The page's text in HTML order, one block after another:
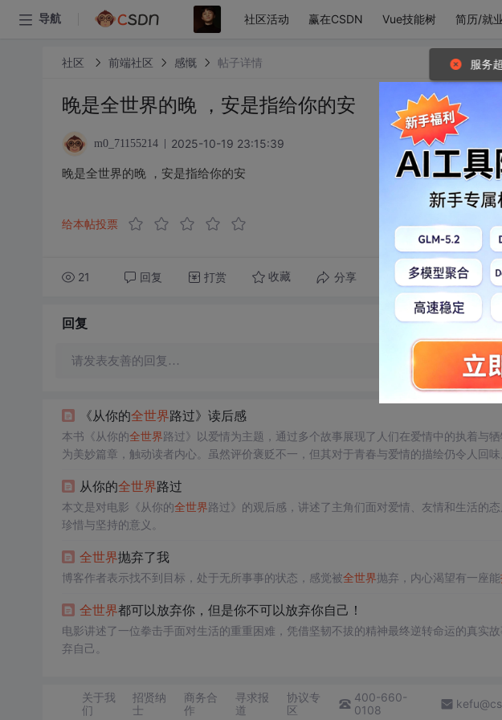
导航 社区活动 赢在CSDN Vue技能树 简历/就
社区 前端社区 感慨 帖子详情
晚是全世界的晚 ，安是指给你的安
m0_71155214 2025-10-19 23:15:39
晚是全世界的晚 ，安是指给你的安
给本帖投票
21 回复 打赏 收藏 分享 转发到动态
回复
请发表友善的回复…
《从你的全世界路过》读后感
本书《从你的全世界路过》以爱情为主题，通过多个故事展现了人们在爱情中的执着与
为美妙篇章，触动读者内心。虽然评价褒贬不一，但其对于青春与爱情的描绘仍令人回味
从你的全世界路过
本文是对电影《从你的全世界路过》的观后感，讲述了主角们面对爱情、友情和生活的
珍惜与坚持的意义。
全世界抛弃了我
博客作者表示找不到目标，处于无所事事的状态，感觉被全世界抛弃，内心渴望有一座能
全世界都可以放弃你，但是你不可以放弃你自己！
电影讲述了一位拳击手面对生活的重重困难，凭借坚韧不拔的精神最终逆转命运的真实
弃自己。
关于我
们
招贤纳
士
商务合
作
寻求报
道
协议专
区
400-660-
0108
服务